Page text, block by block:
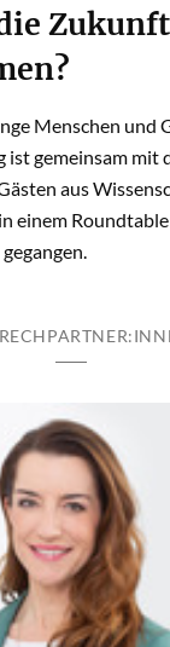
Zukunft
Menschen und
gemeinsam mit
aus
einem